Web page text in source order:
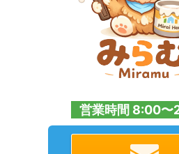
営業時間 8:00〜